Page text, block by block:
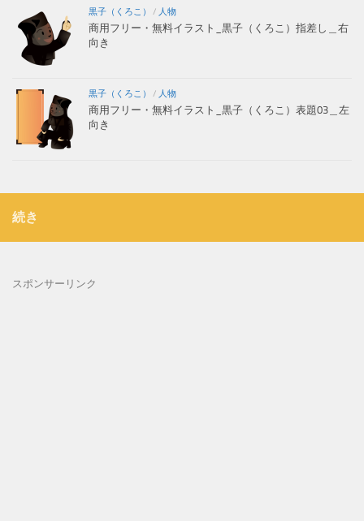
黒子（くろこ） / 人物
商用フリー・無料イラスト_黒子（くろこ）指差し＿右
向き
黒子（くろこ） / 人物
商用フリー・無料イラスト_黒子（くろこ）表題03＿左
向き
続き
スポンサーリンク